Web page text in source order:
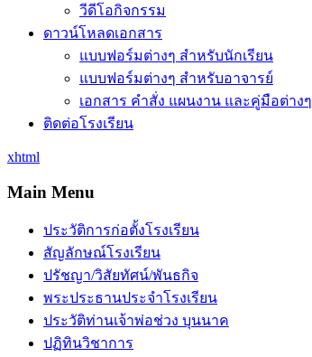
วีดีโอกิจกรรม
ดาวน์โหลดเอกสาร
แบบฟอร์มต่างๆ สำหรับนักเรียน
แบบฟอร์มต่างๆ สำหรับอาจารย์
เอกสาร คำสั่ง แผนงาน และคู่มือต่างๆ
ติดต่อโรงเรียน
xhtml
Main Menu
ประวัติการก่อตั้งโรงเรียน
สัญลักษณ์โรงเรียน
ปรัชญา/วิสัยทัศน์/พันธกิจ
พระประธานประจำโรงเรียน
ประวัติท่านเจ้าพ่อช่วง บุนนาค
ปฏิทินวิชาการ